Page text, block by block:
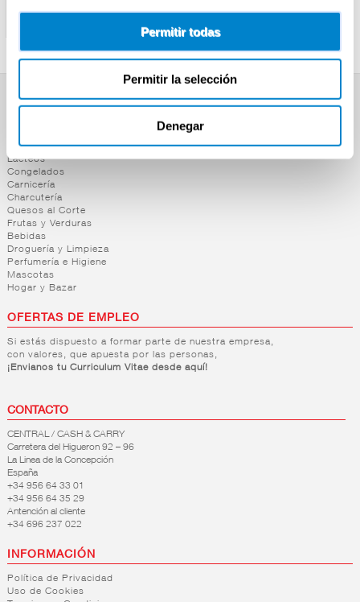
Permitir todas
Permitir la selección
Denegar
C/VERDURAS ALTEZA
C/GUISANTES ALTEZA
SUPERMERCADO
Desayuno y Merienda
Lácteos
Congelados
Carnicería
Charcutería
Quesos al Corte
Frutas y Verduras
Bebidas
Droguería y Limpieza
Perfumería e Higiene
Mascotas
Hogar y Bazar
OFERTAS DE EMPLEO
Si estás dispuesto a formar parte de nuestra empresa,
con valores, que apuesta por las personas,
¡Envianos tu Curriculum Vitae desde aquí!
CONTACTO
CENTRAL / CASH & CARRY
Carretera del Higueron 92 – 96
La Linea de la Concepción
España
+34 956 64 33 01
+34 956 64 35 29
Antención al cliente
+34 696 237 022
INFORMACIÓN
Política de Privacidad
Uso de Cookies